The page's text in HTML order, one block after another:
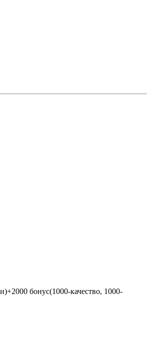
бонус(1000-качество, 1000-